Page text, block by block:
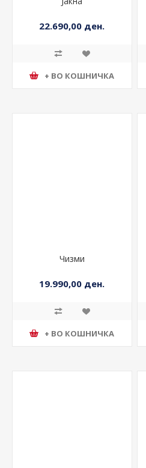
22.690,00 ден.
+ ВО КОШНИЧКА
Чизми
19.990,00 ден.
+ ВО КОШНИЧКА